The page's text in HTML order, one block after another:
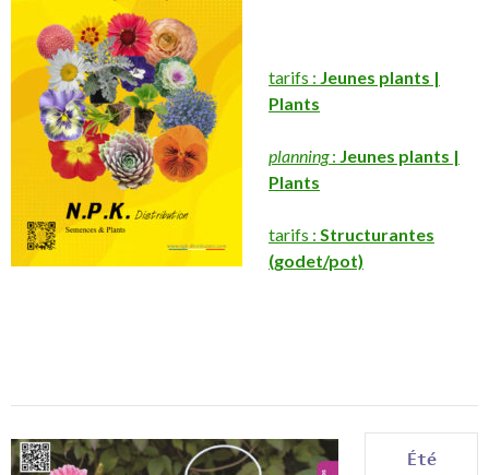
tarifs : Jeunes plants |
Plants
planning: Jeunes plants |
Plants
tarifs : Structurantes
(godet/pot)
Été